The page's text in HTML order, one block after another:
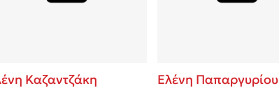
Καζαντζάκη Ελένη Παπαργυρίου